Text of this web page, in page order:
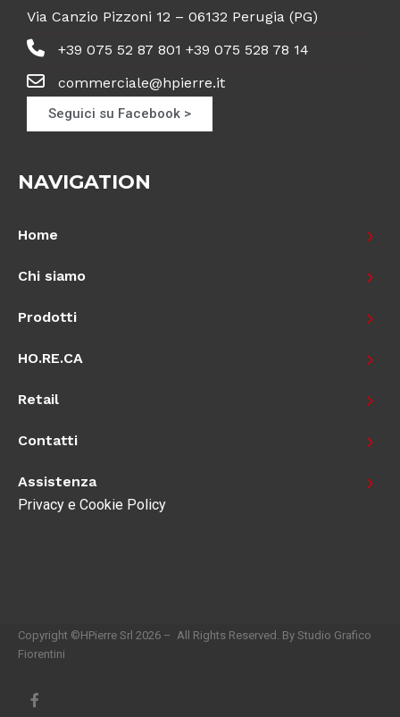
Via Canzio Pizzoni 12 – 06132 Perugia (PG)
+39 075 52 87 801 +39 075 528 78 14
commerciale@hpierre.it
Seguici su Facebook >
NAVIGATION
Home
Chi siamo
Prodotti
HO.RE.CA
Retail
Contatti
Assistenza
Privacy e Cookie Policy
Copyright ©HPierre Srl 2026 – All Rights Reserved. By Studio Grafico
Fiorentini